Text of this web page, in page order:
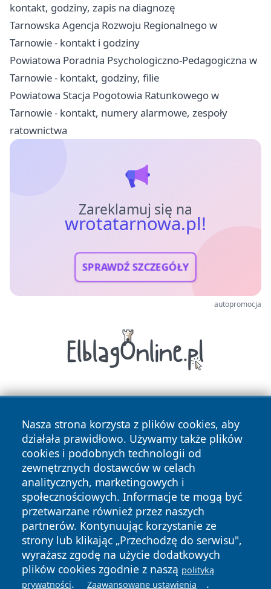
kontakt, godziny, zapis na diagnozę
Tarnowska Agencja Rozwoju Regionalnego w
Tarnowie - kontakt i godziny
Powiatowa Poradnia Psychologiczno-Pedagogiczna w
Tarnowie - kontakt, godziny, filie
Powiatowa Stacja Pogotowia Ratunkowego w
Tarnowie - kontakt, numery alarmowe, zespoły
ratownictwa
Zareklamuj się na
wrotatarnowa.pl!
SPRAWDŹ SZCZEGÓŁY
autopromocja
Nasza strona korzysta z plików cookies, aby
działała prawidłowo. Używamy także plików
cookies i podobnych technologii od
zewnętrznych dostawców w celach
analitycznych, marketingowych i
społecznościowych. Informacje te mogą być
przetwarzane również przez naszych
partnerów. Kontynuując korzystanie ze
strony lub klikając „Przechodzę do serwisu",
wyrażasz zgodę na użycie dodatkowych
plików cookies zgodnie z naszą polityką
prywatności. Zaawansowane ustawienia .
Copyright © 2026 wrotatarnowa.pl Wszystkie prawa
zastrzeżone.
News Autorzy
Polityka
Prywatności
Polityka
Cookies